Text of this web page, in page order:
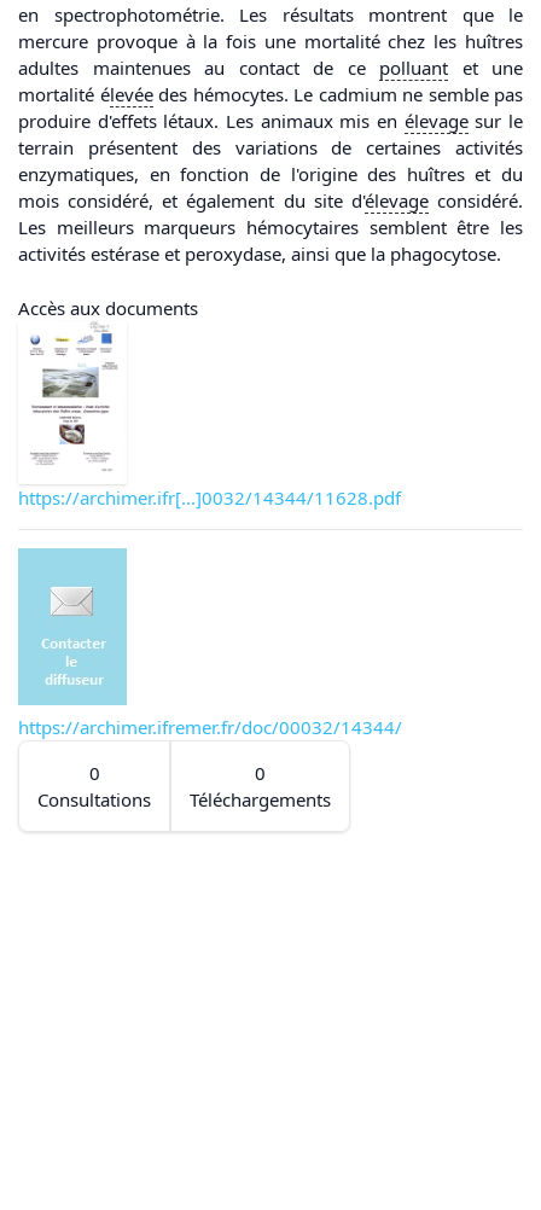
en spectrophotométrie. Les résultats montrent que le
mercure provoque à la fois une mortalité chez les huîtres
adultes maintenues au contact de ce polluant et une
mortalité élevéedes hémocytes. Le cadmium ne semble pas
produire d'effets létaux. Les animaux mis en élevagesur le
terrain présentent des variations de certaines activités
enzymatiques, en fonction de l'origine des huîtres et du
mois considéré, et également du site d'élevageconsidéré.
Les meilleurs marqueurs hémocytaires semblent être les
activités estérase et peroxydase, ainsi que la phagocytose.
Accès aux documents
https://archimer.ifr[...]0032/14344/11628.pdf
https://archimer.ifremer.fr/doc/00032/14344/
0
Consultations
0
Téléchargements